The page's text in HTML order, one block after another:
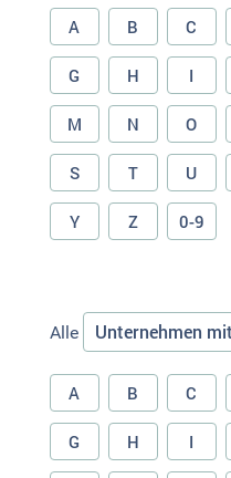
A B C
G H I
M N O
S T U
Y Z 0-9
Alle Unternehmen
A B C
G H I